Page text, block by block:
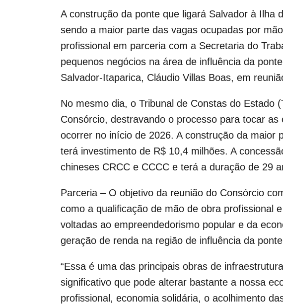
A construção da ponte que ligará Salvador à Ilha
sendo a maior parte das vagas ocupadas por
profissional em parceria com a Secretaria do
pequenos negócios na área de influência da
Salvador-Itaparica, Cláudio Villas Boas, em
No mesmo dia, o Tribunal de Constas do Estado
Consórcio, destravando o processo para tocar
ocorrer no início de 2026. A construção da maior
terá investimento de R$ 10,4 milhões. A
chineses CRCC e CCCC e terá a duração de 29
Parceria – O objetivo da reunião do Consórcio
como a qualificação de mão de obra profissional
voltadas ao empreendedorismo popular e da
geração de renda na região de influência da
“Essa é uma das principais obras de
significativo que pode alterar bastante a nossa
profissional, economia solidária, o acolhimento